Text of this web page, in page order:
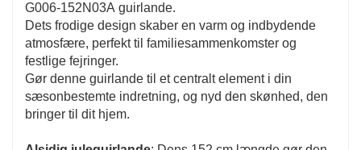
G006-152N03A guirlande.
Dets frodige design skaber en varm og indbydende
atmosfære, perfekt til familiesammenkomster og
festlige fejringer.
Gør denne guirlande til et centralt element i din
sæsonbestemte indretning, og nyd den skønhed, den
bringer til dit hjem.